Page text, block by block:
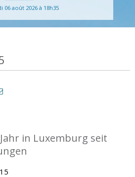
06 août 2026 à 18h35
in Luxemburg seit